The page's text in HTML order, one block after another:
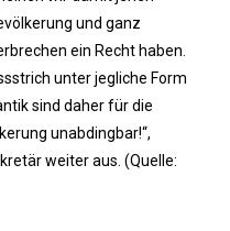
und ganz
ein Recht haben.
unter jegliche Form
sind daher für die
unabdingbar!“,
weiter aus. (Quelle: